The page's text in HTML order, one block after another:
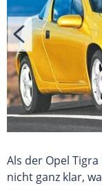
Als der Opel
nicht ganz klar,